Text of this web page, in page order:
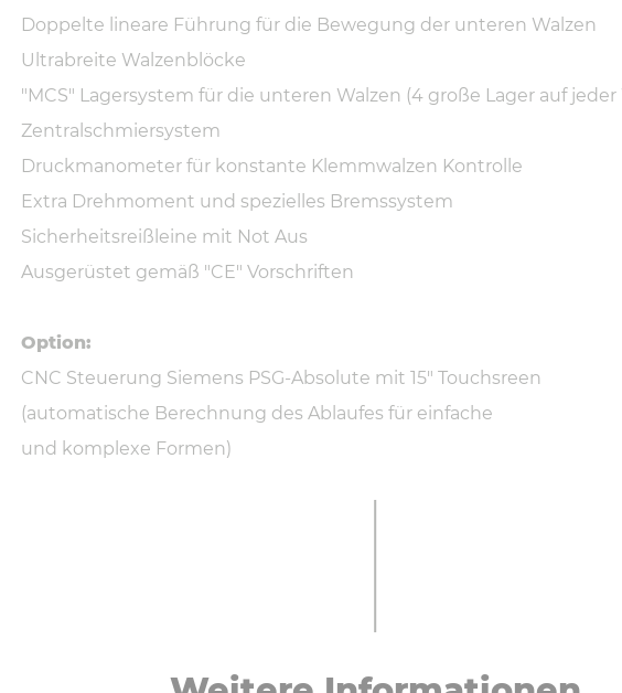
Doppelte lineare Führung für die Bewegung der unteren Walzen
Ultrabreite Walzenblöcke
"MCS" Lagersystem für die unteren Walzen (4 große Lager auf jeder
Zentralschmiersystem
Druckmanometer für konstante Klemmwalzen Kontrolle
Extra Drehmoment und spezielles Bremssystem
Sicherheitsreißleine mit Not Aus
Ausgerüstet gemäß "CE" Vorschriften
Option:
CNC Steuerung Siemens PSG-Absolute mit 15" Touchsreen
(automatische Berechnung des Ablaufes für einfache
und komplexe Formen)